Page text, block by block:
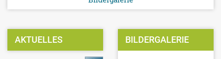
AKTUELLES BILDERGALERIE